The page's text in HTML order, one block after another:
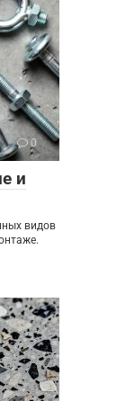
0
и
видов